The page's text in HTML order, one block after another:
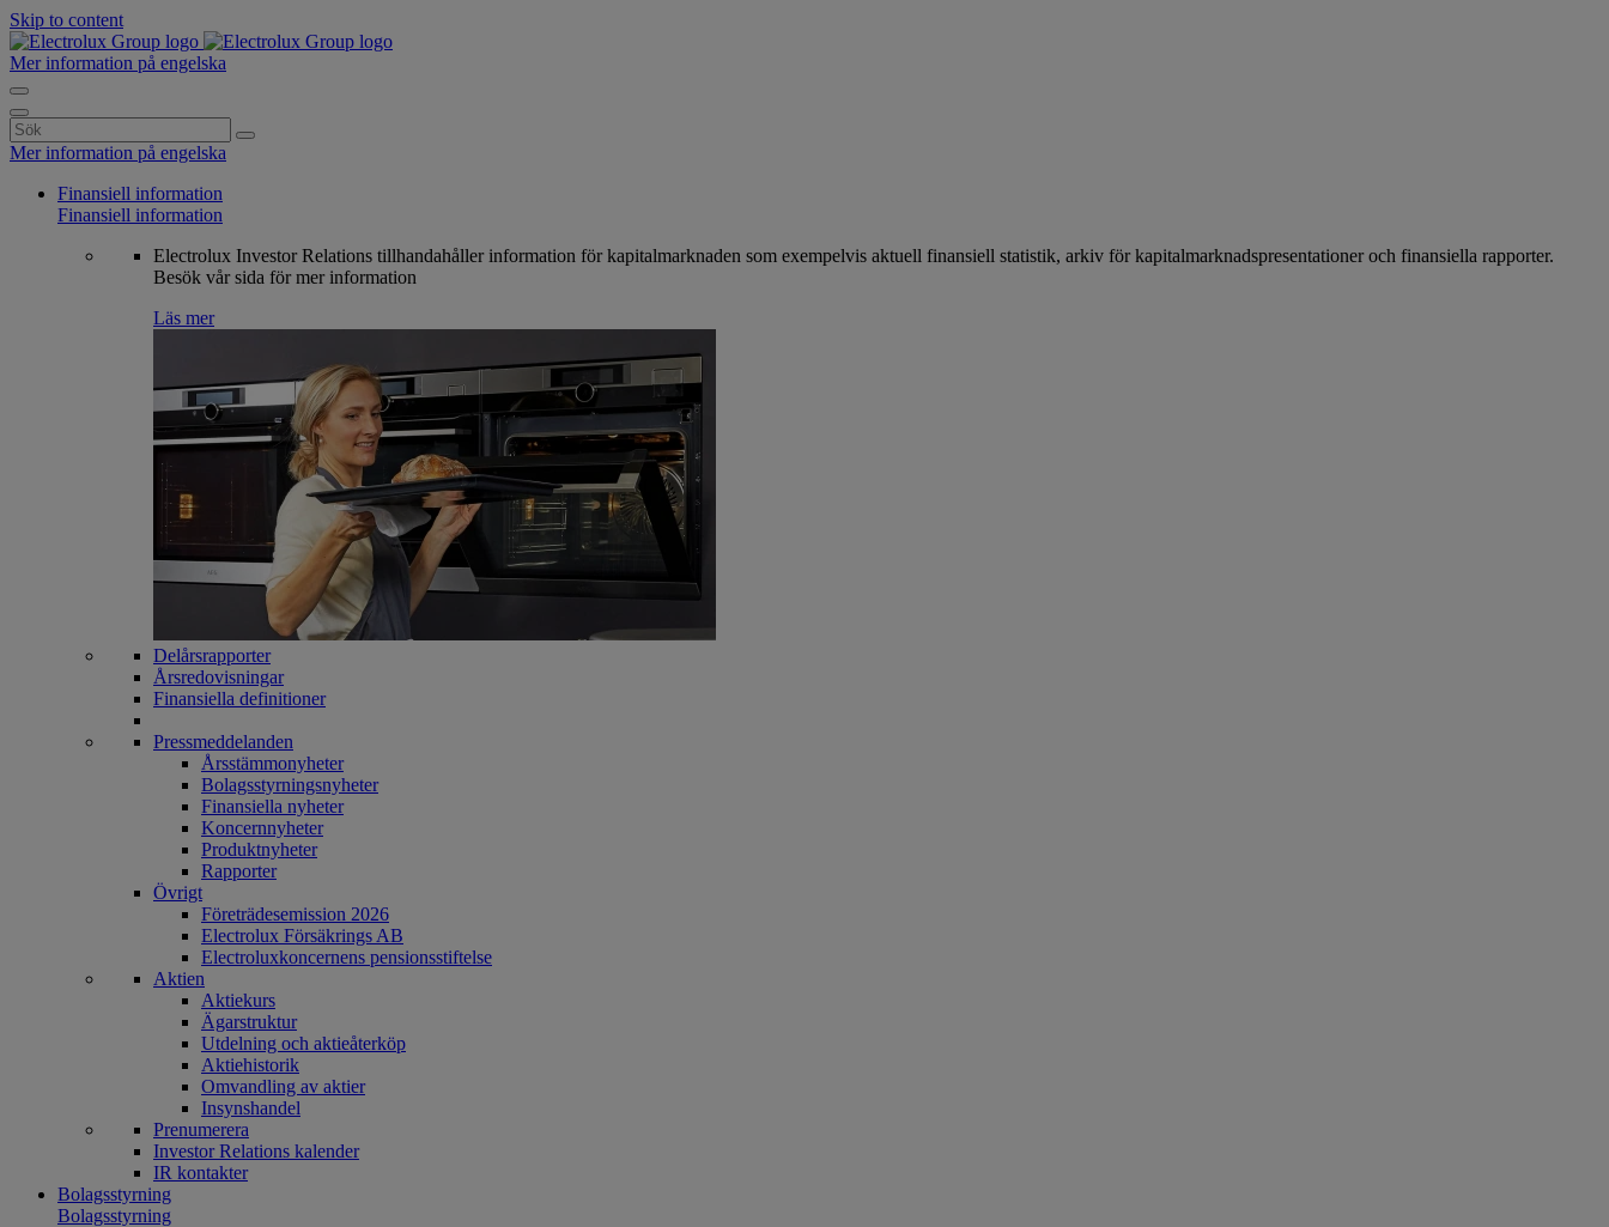
Skip to content
Mer information på engelska
Search
for:
Mer information på engelska
Finansiell information
Finansiell information
Electrolux Investor Relations tillhandahåller information för kapitalmarknaden som exempelvis aktuell finansiell statistik, arkiv för kapitalmarknadspresentationer och finansiella rapporter.
Besök vår sida för mer information
Läs mer
Delårsrapporter
Årsredovisningar
Finansiella definitioner
Pressmeddelanden
Årsstämmonyheter
Bolagsstyrningsnyheter
Finansiella nyheter
Koncernnyheter
Produktnyheter
Rapporter
Övrigt
Företrädesemission 2026
Electrolux Försäkrings AB
Electroluxkoncernens pensionsstiftelse
Aktien
Aktiekurs
Ägarstruktur
Utdelning och aktieåterköp
Aktiehistorik
Omvandling av aktier
Insynshandel
Prenumerera
Investor Relations kalender
IR kontakter
Bolagsstyrning
Bolagsstyrning